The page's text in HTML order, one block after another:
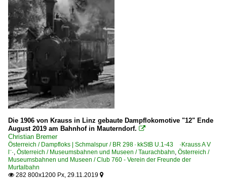
Die 1906 von Krauss in Linz gebaute Dampflokomotive "12" Ende
August 2019 am Bahnhof in Mauterndorf. 
Christian Bremer
Österreich / Dampfloks | Schmalspur / BR 298 · kkStB U.1-43 ·Krauss A V
l¨·, Österreich / Museumsbahnen und Museen / Taurachbahn, Österreich /
Museumsbahnen und Museen / Club 760 - Verein der Freunde der
Murtalbahn
 282 800x1200 Px, 29.11.2019 